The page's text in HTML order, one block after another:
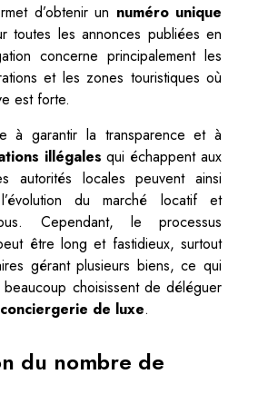
d’obtenir un numéro unique
toutes les annonces publiées en
concerne principalement les
et les zones touristiques où
est forte.
à garantir la transparence et à
illégales qui échappent aux
autorités locales peuvent ainsi
du marché locatif et
Cependant, le processus
être long et fastidieux, surtout
gérant plusieurs biens, ce qui
choisissent de déléguer
conciergerie de luxe.
du nombre de